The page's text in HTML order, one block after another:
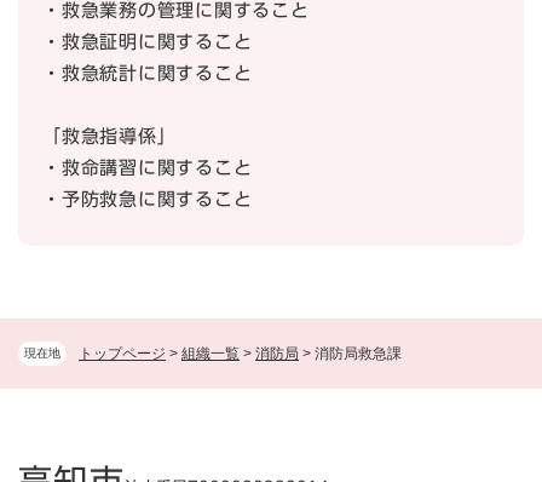
現在地 トップページ > 組織一覧 > 消防局 > 消防局救急課
・救急業務の管理に関すること
・救急証明に関すること
・救急統計に関すること
「救急指導係」
・救命講習に関すること
・予防救急に関すること